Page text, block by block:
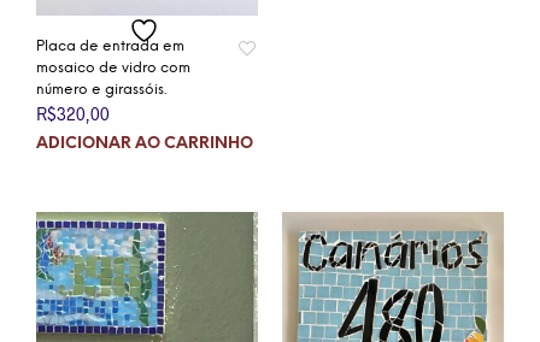
Placa de entrada em
mosaico de vidro com
número e girassóis.
R$320,00
ADICIONAR AO CARRINHO